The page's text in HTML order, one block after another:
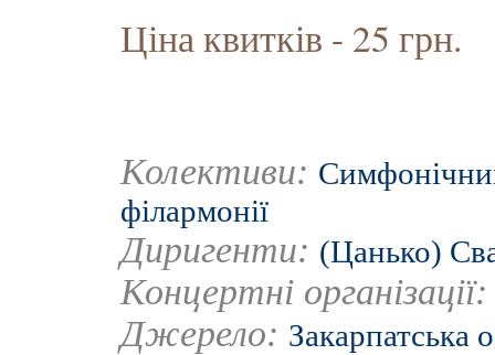
Ціна квитків - 25 грн.
Колективи:
філармонії
Диригенти: (Цанько)
Концертні
Джерело: Закарпатська